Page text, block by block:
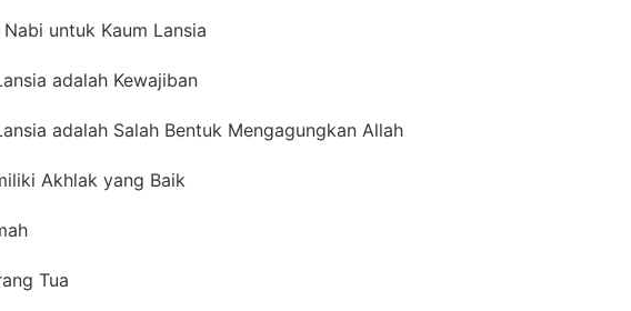
untuk Kaum Lansia
adalah Kewajiban
adalah Salah Bentuk Mengagungkan Allah
Akhlak yang Baik
Tua